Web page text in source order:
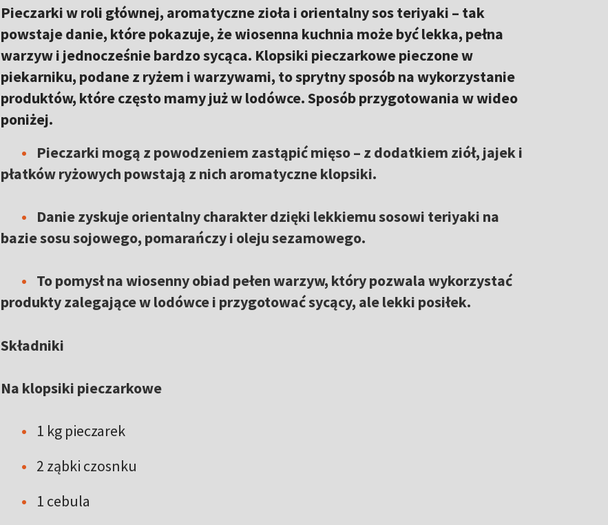
Pieczarki w roli głównej, aromatyczne zioła i orientalny sos teriyaki – tak
powstaje danie, które pokazuje, że wiosenna kuchnia może być lekka, pełna
warzyw i jednocześnie bardzo sycąca. Klopsiki pieczarkowe pieczone w
piekarniku, podane z ryżem i warzywami, to sprytny sposób na wykorzystanie
produktów, które często mamy już w lodówce. Sposób przygotowania w wideo
poniżej.
Pieczarki mogą z powodzeniem zastąpić mięso – z dodatkiem ziół, jajek i
płatków ryżowych powstają z nich aromatyczne klopsiki.
Danie zyskuje orientalny charakter dzięki lekkiemu sosowi teriyaki na
bazie sosu sojowego, pomarańczy i oleju sezamowego.
To pomysł na wiosenny obiad pełen warzyw, który pozwala wykorzystać
produkty zalegające w lodówce i przygotować sycący, ale lekki posiłek.
Składniki
Na klopsiki pieczarkowe
1 kg pieczarek
2 ząbki czosnku
1 cebula